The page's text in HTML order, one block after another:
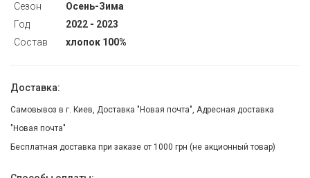
Сезон
Осень-Зима
Год
2022 - 2023
Состав
хлопок 100%
Доставка:
Самовывоз в г. Киев, Доставка "Новая почта", Адресная доставка
"Новая почта"
Бесплатная доставка при заказе от 1000 грн (не акционный товар)